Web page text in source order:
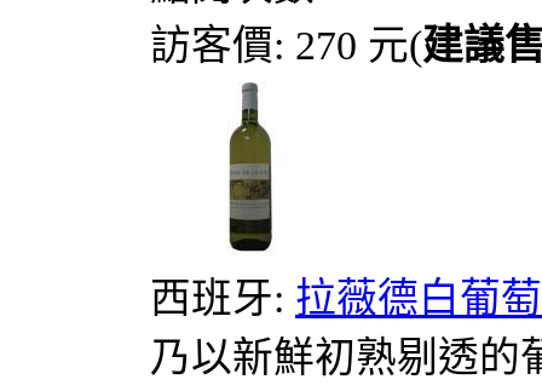
訪客價: 270 元(建議
西班牙: 拉薇德白葡
乃以新鮮初熟剔透的